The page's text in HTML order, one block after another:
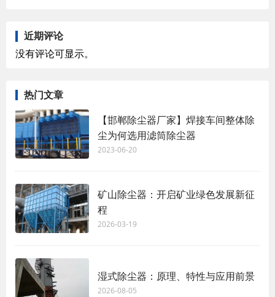
近期评论
没有评论可显示。
热门文章
【邯郸除尘器厂家】焊接车间整体除
尘为何选用滤筒除尘器
2023-06-20
矿山除尘器：开启矿业绿色发展新征
程
2026-03-19
湿式除尘器：原理、特性与应用前景
2026-08-05